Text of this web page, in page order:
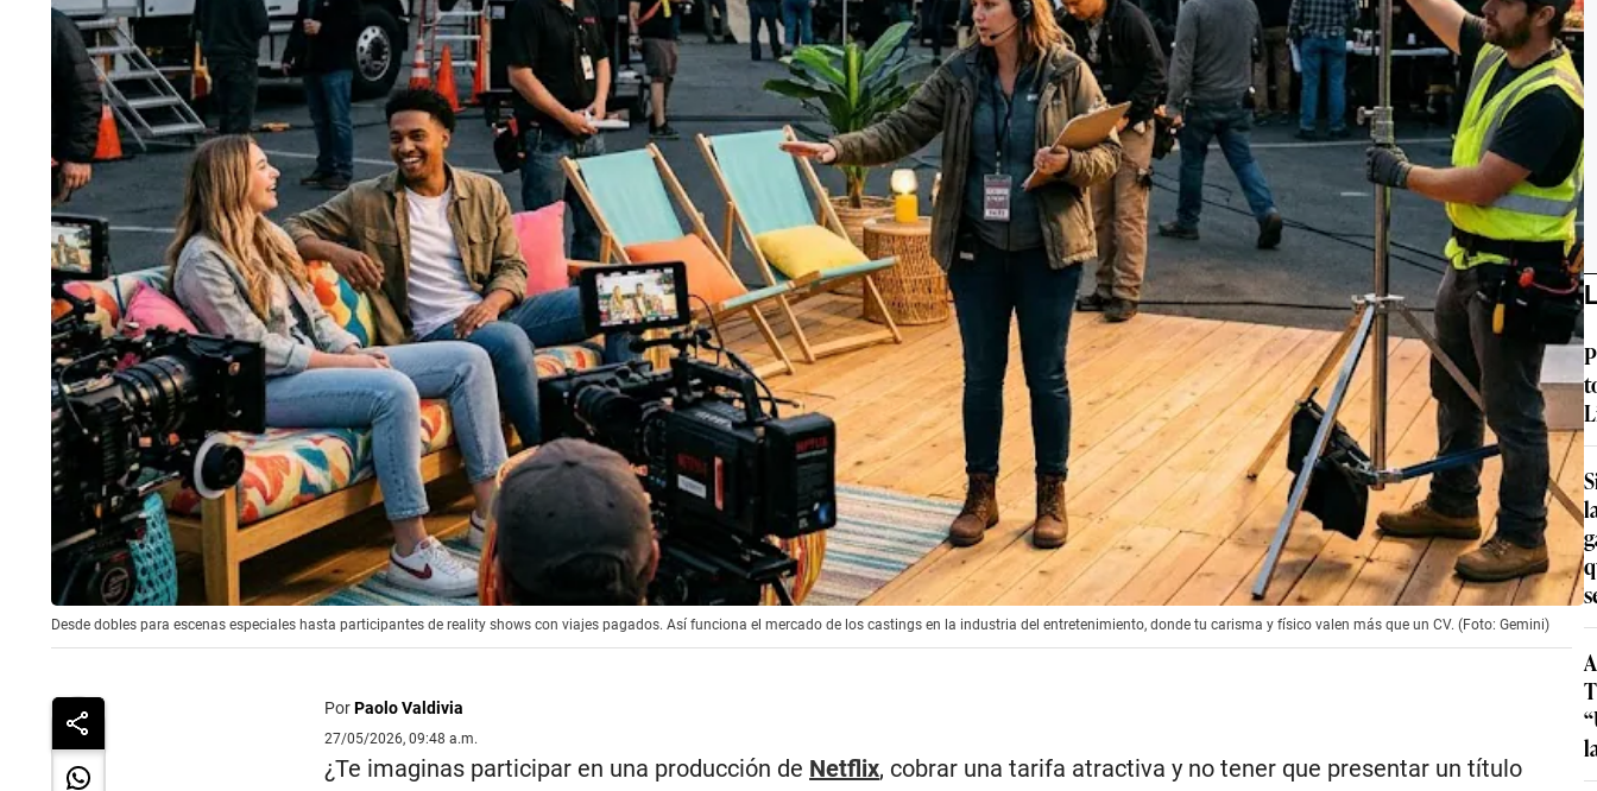
Desde dobles para escenas especiales hasta participantes de reality shows con viajes pagados. Así funciona el mercado de los castings en la industria del entretenimiento, donde tu carisma y físico valen más que un CV. (Foto: Gemini)
PorPaolo Valdivia
27/05/2026, 09:48 a.m.
¿Te imaginas participar en una producción de Netflix, cobrar una tarifa atractiva y no tener que presentar un título